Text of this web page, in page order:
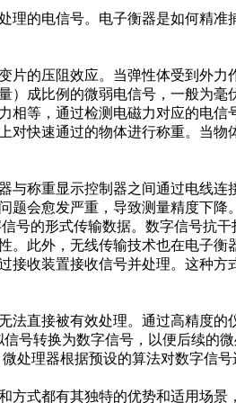
理的电信号。电子衡器是如何精准
片的压阻效应。当弹性体受到外力
）成比例的微弱电信号，一般为毫
相等，通过检测电磁力对应的电信
对快速通过的物体进行称重。当物
与称重显示控制器之间通过电线连
题会愈发严重，导致测量精度下降
号的形式传输数据。数字信号抗
此外，无线传输技术也在电子衡
接收装置接收信号并处理。这种方
法直接被有效处理。通过高精度的
号转换为数字信号，以便后续的
处理器根据预设的算法对数字信号
方式都有其独特的优势和适用场景